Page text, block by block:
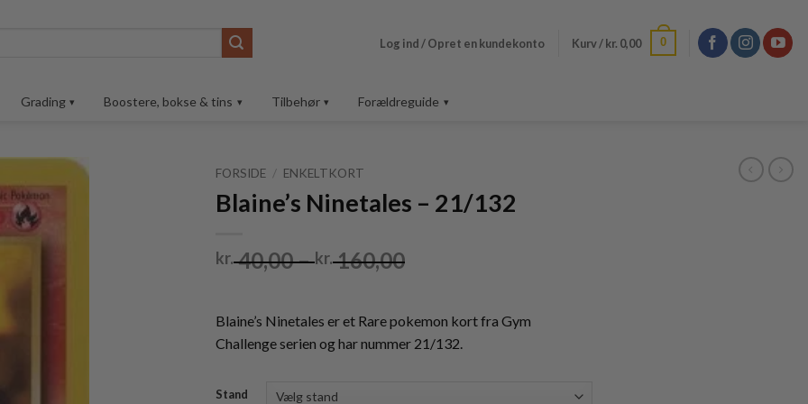
Log ind / Opret en kundekonto Kurv /kr. 0,00 0
Grading Boostere, bokse & tins Tilbehør Forældreguide
Tilføj til
ønskeliste
FORSIDE / ENKELTKORT
Blaine’s Ninetales – 21/132
kr.40,00– kr.160,00Prisinterval:
kr. 160,00
Blaine’s Ninetales er et Rare pokemon kort fra Gym
Challenge serien og har nummer 21/132.
Stand